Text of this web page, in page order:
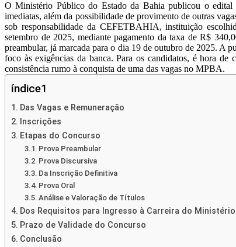
O Ministério Público do Estado da Bahia publicou o edital
imediatas, além da possibilidade de provimento de outras
sob responsabilidade da CEFETBAHIA, instituição
setembro de 2025, mediante pagamento da taxa de R$
preambular, já marcada para o dia 19 de outubro de 2025. A
foco às exigências da banca. Para os candidatos, é hora
consistência rumo à conquista de uma das vagas no MPBA.
índice1
Das Vagas e Remuneração
Inscrições
Etapas do Concurso
Prova Preambular
Prova Discursiva
Da Inscrição Definitiva
Prova Oral
Análise e Valoração de Títulos
Dos Requisitos para Ingresso à Carreira do
Prazo de Validade do Concurso
Conclusão